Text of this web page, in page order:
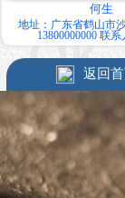
何生
地址：广东省鹤山市沙坪
13800000000 联
返回